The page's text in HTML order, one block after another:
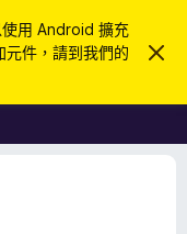
使用 Android 擴充
件，請到我們的
忽
通